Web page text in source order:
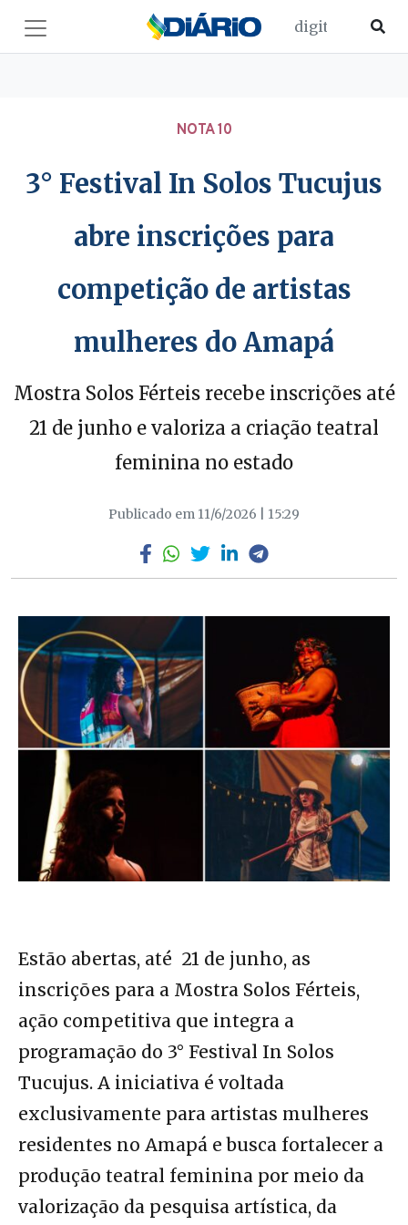
NOTA 10
3° Festival In Solos Tucujus
abre inscrições para
competição de artistas
mulheres do Amapá
Mostra Solos Férteis recebe inscrições até
21 de junho e valoriza a criação teatral
feminina no estado
Publicado em 11/6/2026 | 15:29
Estão abertas, até 21 de junho, as
inscrições para a Mostra Solos Férteis,
ação competitiva que integra a
programação do 3° Festival In Solos
Tucujus. A iniciativa é voltada
exclusivamente para artistas mulheres
residentes no Amapá e busca fortalecer a
produção teatral feminina por meio da
valorização da pesquisa artística, da